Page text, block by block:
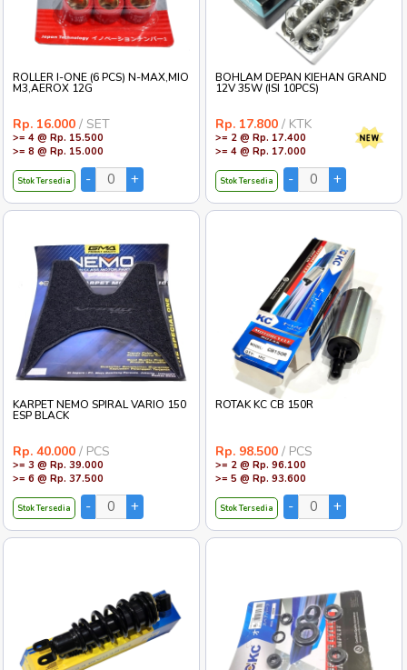
ROLLER I-ONE (6 PCS) N-MAX,MIO
M3,AEROX 12G
Rp. 16.000 / SET
>= 4 @ Rp. 15.500
>= 8 @ Rp. 15.000
Stok Tersedia
BOHLAM DEPAN KIEHAN GRAND
12V 35W (ISI 10PCS)
Rp. 17.800 / KTK
>= 2 @ Rp. 17.400
>= 4 @ Rp. 17.000
Stok Tersedia
KARPET NEMO SPIRAL VARIO 150
ESP BLACK
Rp. 40.000 / PCS
>= 3 @ Rp. 39.000
>= 6 @ Rp. 37.500
Stok Tersedia
ROTAK KC CB 150R
Rp. 98.500 / PCS
>= 2 @ Rp. 96.100
>= 5 @ Rp. 93.600
Stok Tersedia